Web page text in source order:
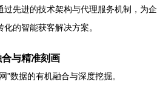
过先进的技术架构与代理服务机制，为企
的智能获客解决方案。
与精准刻画
”数据的有机融合与深度挖掘。